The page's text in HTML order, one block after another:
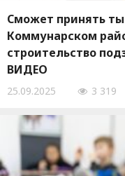
Сможет принять
Коммунарском
строительство
ВИДЕО
25.09.2025 3 319